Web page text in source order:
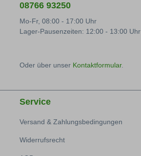
08766 93250
Mo-Fr, 08:00 - 17:00 Uhr
Lager-Pausenzeiten: 12:00 - 13:00 Uhr
Oder über unser Kontaktformular.
Service
Versand & Zahlungsbedingungen
Widerrufsrecht